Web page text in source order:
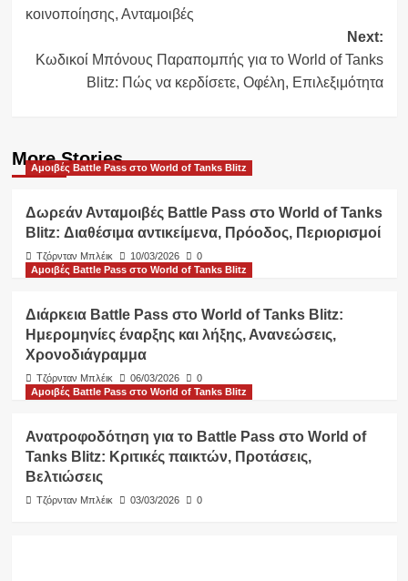
κοινοποίησης, Ανταμοιβές
Next:
Κωδικοί Μπόνους Παραπομπής για το World of Tanks
Blitz: Πώς να κερδίσετε, Οφέλη, Επιλεξιμότητα
More Stories
Αμοιβές Battle Pass στο World of Tanks Blitz
Δωρεάν Ανταμοιβές Battle Pass στο World of Tanks
Blitz: Διαθέσιμα αντικείμενα, Πρόοδος, Περιορισμοί
Τζόρνταν Μπλέικ 10/03/2026
0
Αμοιβές Battle Pass στο World of Tanks Blitz
Διάρκεια Battle Pass στο World of Tanks Blitz:
Ημερομηνίες έναρξης και λήξης, Ανανεώσεις,
Χρονοδιάγραμμα
Τζόρνταν Μπλέικ 06/03/2026
0
Αμοιβές Battle Pass στο World of Tanks Blitz
Ανατροφοδότηση για το Battle Pass στο World of
Tanks Blitz: Κριτικές παικτών, Προτάσεις,
Βελτιώσεις
Τζόρνταν Μπλέικ 03/03/2026 0